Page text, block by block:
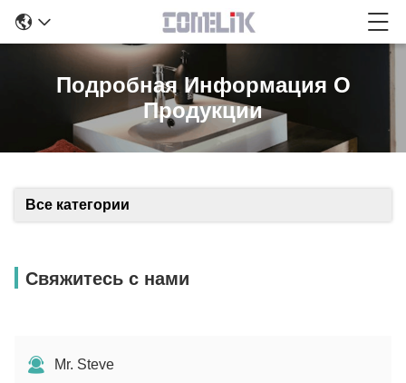
Подробная Информация О
Продукции
Все категории
Свяжитесь с нами
Mr. Steve